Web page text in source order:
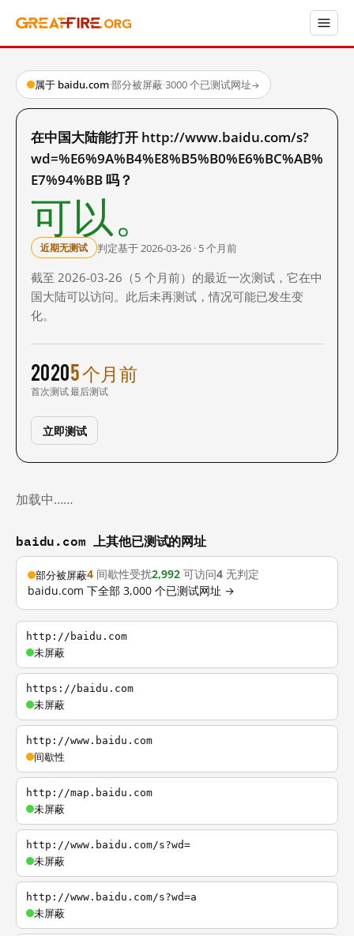
属于 baidu.com·部分被屏蔽·3000 个已测试网址→
在中国大陆能打开 http://www.baidu.com/s?
wd=%E6%9A%B4%E8%B5%B0%E6%BC%AB%
E7%94%BB 吗？
可以。
近期无测试 判定基于 2026-03-26 · 5 个月前
截至 2026-03-26（5 个月前）的最近一次测试，它在中
国大陆可以访问。此后未再测试，情况可能已发生变
化。
2020
首次测试
5 个月前
最后测试
立即测试
加载中……
baidu.com 上其他已测试的网址
部分被屏蔽4 间歇性受扰2,992 可访问4 无判定
baidu.com 下全部 3,000 个已测试网址 →
http://baidu.com
未屏蔽
https://baidu.com
未屏蔽
http://www.baidu.com
间歇性
http://map.baidu.com
未屏蔽
http://www.baidu.com/s?wd=
未屏蔽
http://www.baidu.com/s?wd=a
未屏蔽